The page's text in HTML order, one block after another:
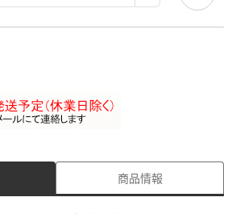
商品情報